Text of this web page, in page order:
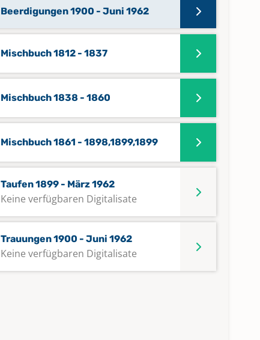
Beerdigungen 1900 - Juni 1962
Mischbuch 1812 - 1837
Mischbuch 1838 - 1860
Mischbuch 1861 - 1898,1899,1899
Taufen 1899 - März 1962
Keine verfügbaren Digitalisate
Trauungen 1900 - Juni 1962
Keine verfügbaren Digitalisate